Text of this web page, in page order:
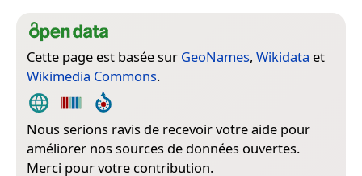
Cette page est basée sur GeoNames, Wikidata et
Wikimedia Commons.
Nous serions ravis de recevoir votre aide pour
améliorer nos sources de données ouvertes.
Merci pour votre contribution.